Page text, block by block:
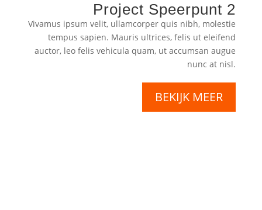
Project Speerpunt 2
Vivamus ipsum velit, ullamcorper quis nibh, molestie
tempus sapien. Mauris ultrices, felis ut eleifend
auctor, leo felis vehicula quam, ut accumsan augue
nunc at nisl.
BEKIJK MEER